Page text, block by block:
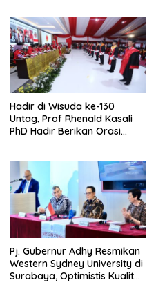
Komputer dan Jaringan
Hadir di Wisuda ke-130
Untag, Prof Rhenald Kasali
PhD Hadir Berikan Orasi
Pj. Gubernur Adhy Resmikan
Western Sydney University di
Surabaya, Optimistis Kualitas